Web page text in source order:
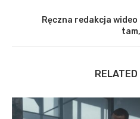
Ręczna redakcja